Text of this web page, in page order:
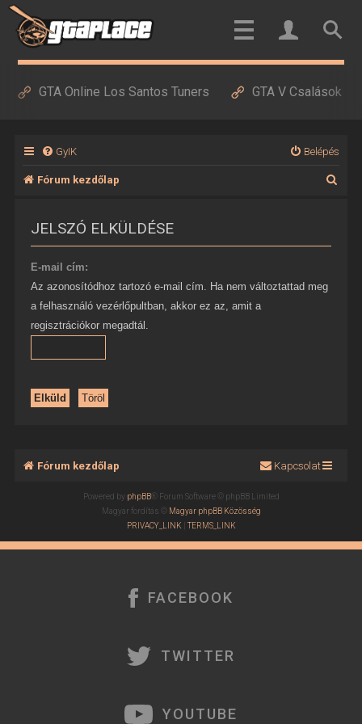
GTA Online Los Santos Tuners GTA V Csalások
GyIK Belépés
Fórum kezdőlap
JELSZÓ ELKÜLDÉSE
E-mail cím:
Az azonosítódhoz tartozó e-mail cím. Ha nem változtattad meg
a felhasználó vezérlőpultban, akkor ez az, amit a
regisztrációkor megadtál.
Fórum kezdőlap Kapcsolat
Powered by phpBB® Forum Software © phpBB Limited
Magyar fordítás © Magyar phpBB Közösség
PRIVACY_LINK |TERMS_LINK
FACEBOOK
TWITTER
YOUTUBE